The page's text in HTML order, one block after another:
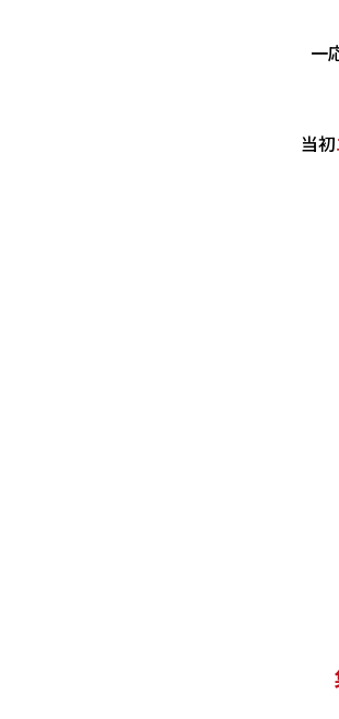
一
当初